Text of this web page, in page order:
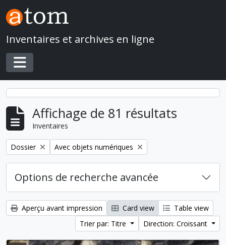
Skip to main content
Inventaires et archives en ligne
Toggle navigation
Affichage de 81 résultats
Inventaires
Remove filter:
Dossier Remove filter:
Avec objets numériques
Options de recherche avancée
Aperçu avant impression Card view
Table view
Trier par: Titre
Direction: Croissant